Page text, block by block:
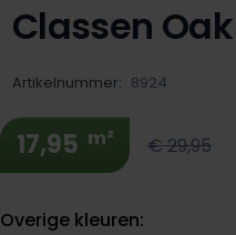
Classen
Artikelnummer: 8924
17,95 m² € 29,95
Overige kleuren: